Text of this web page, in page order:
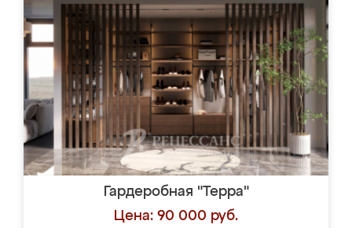
Гардеробная "Терра"
Цена: 90 000 руб.